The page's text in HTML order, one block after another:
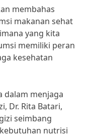
membahas
makanan sehat
yang kita
memiliki peran
kesehatan
dalam menjaga
Dr. Rita Batari,
seimbang
nutrisi